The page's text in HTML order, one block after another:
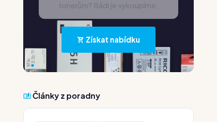
tonerům? Rádi je vykoupíme.
Získat nabídku
Články z poradny